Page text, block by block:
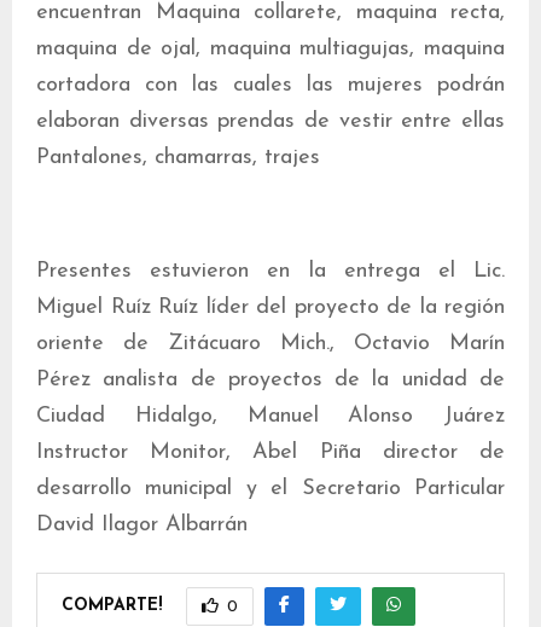
encuentran Maquina collarete, maquina recta,
maquina de ojal, maquina multiagujas, maquina
cortadora con las cuales las mujeres podrán
elaboran diversas prendas de vestir entre ellas
Pantalones, chamarras, trajes
Presentes estuvieron en la entrega el Lic.
Miguel Ruíz Ruíz líder del proyecto de la región
oriente de Zitácuaro Mich., Octavio Marín
Pérez analista de proyectos de la unidad de
Ciudad Hidalgo, Manuel Alonso Juárez
Instructor Monitor, Abel Piña director de
desarrollo municipal y el Secretario Particular
David Ilagor Albarrán
COMPARTE! 0